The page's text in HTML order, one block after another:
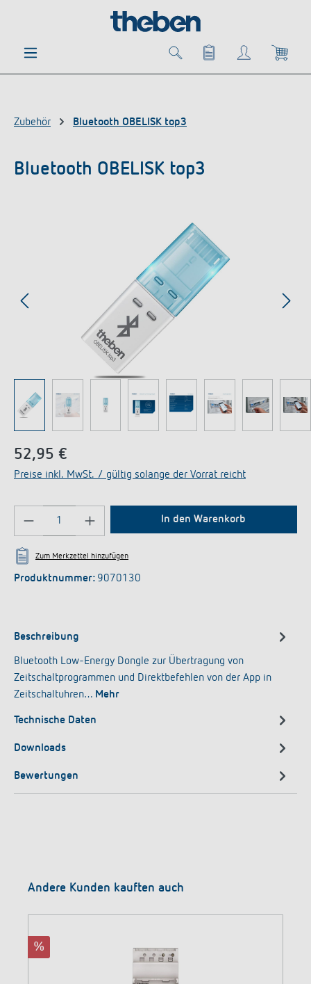
Zubehör Bluetooth OBELISK top3
Bluetooth OBELISK top3
52,95 €
Preise inkl. MwSt. / gültig solange der Vorrat reicht
Produkt Anzahl: Gib den gewünschten Wert
In den Warenkorb
Zum Merkzettel hinzufügen
Produktnummer: 9070130
Beschreibung
Bluetooth Low-Energy Dongle zur Übertragung von
Zeitschaltprogrammen und Direktbefehlen von der App in
Zeitschaltuhren… Mehr
Technische Daten
Downloads
Bewertungen
Produktgalerie überspringen
Andere Kunden kauften auch
%